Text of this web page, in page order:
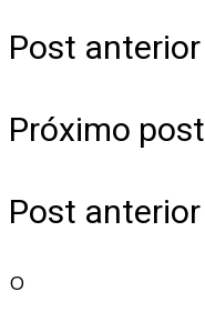
Post anterior
Próximo post
Post anterior
O